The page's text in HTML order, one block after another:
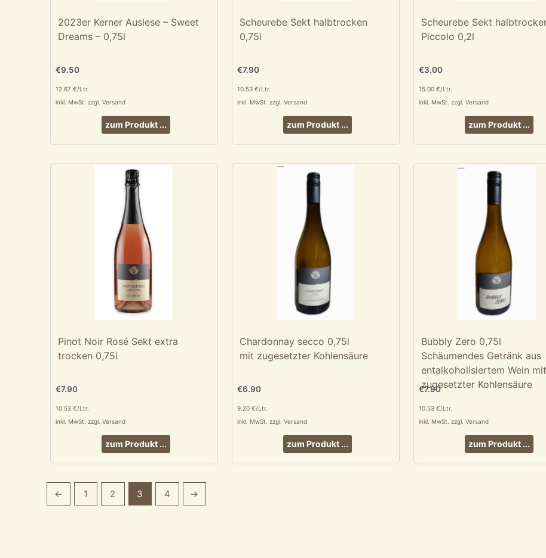
12.67 €/Ltr.
inkl. MwSt. zzgl. Versand
2023er Kerner Auslese – Sweet
Dreams – 0,75l
€9.50
zum Produkt ...
10.53 €/Ltr.
inkl. MwSt. zzgl. Versand
Scheurebe Sekt halbtrocken
0,75l
€7.90
zum Produkt ...
15.00 €/Ltr.
inkl. MwSt. zzgl. Versand
Scheurebe Sekt
Piccolo 0,2l
€3.00
zum Produkt ...
10.53 €/Ltr.
inkl. MwSt. zzgl. Versand
Pinot Noir Rosé Sekt extra
trocken 0,75l
€7.90
zum Produkt ...
9.20 €/Ltr.
inkl. MwSt. zzgl. Versand
Chardonnay secco 0,75l
mit zugesetzter Kohlensäure
€6.90
zum Produkt ...
10.53 €/Ltr.
inkl. MwSt. zzgl. Versand
Bubbly Zero 0,75l
Schäumendes Getränk aus
entalkoholisiertem Wein mit
zugesetzter Kohlensäure
€7.90
zum Produkt ...
← 1 2 3 4 →